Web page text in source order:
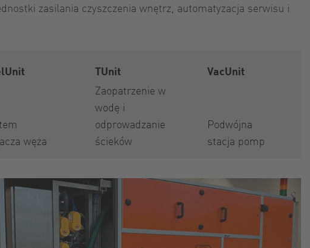
zasilania czyszczenia wnętrz, automatyzacja serwisu i
węża
TUnit
Zaopatrzenie w
wodę i
odprowadzanie
ścieków
VacUnit
Podwójna
stacja pomp